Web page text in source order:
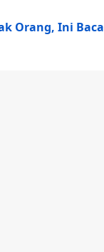
Orang, Ini